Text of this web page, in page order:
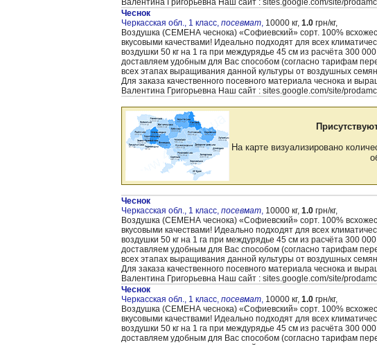
Валентина Григорьевна Наш сайт : sites.google.com/site/
Чеснок
Черкасская обл., 1 класс, посевмат, 10000 кг, 1.0 грн/кг,
Воздушка (CЕМЕНА чеснока) «Cофиевский» сорт. 100%
вкусовыми качествами! Идеально подходят для всех
воздушки 50 кг на 1 га при междурядье 45 см из расчёта 300
доставляем удобным для Вас способом (согласно тарифам
всех этапах выращивания данной культуры от воздушных
Для заказа качественного посевного материала чеснока и
Валентина Григорьевна Наш сайт : sites.google.com/site/
На карте визуализировано
Чеснок
Черкасская обл., 1 класс, посевмат, 10000 кг, 1.0 грн/кг,
Воздушка (CЕМЕНА чеснока) «Cофиевский» сорт. 100%
вкусовыми качествами! Идеально подходят для всех
воздушки 50 кг на 1 га при междурядье 45 см из расчёта 300
доставляем удобным для Вас способом (согласно тарифам
всех этапах выращивания данной культуры от воздушных
Для заказа качественного посевного материала чеснока и
Валентина Григорьевна Наш сайт : sites.google.com/site/
Чеснок
Черкасская обл., 1 класс, посевмат, 10000 кг, 1.0 грн/кг,
Воздушка (CЕМЕНА чеснока) «Cофиевский» сорт. 100%
вкусовыми качествами! Идеально подходят для всех
воздушки 50 кг на 1 га при междурядье 45 см из расчёта 300
доставляем удобным для Вас способом (согласно тарифам